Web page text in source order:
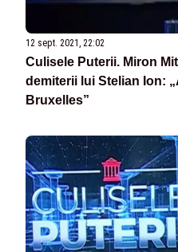
12 sept. 2021, 22:02
Culisele Puterii. Miron
demiterii lui Stelian Ion:
Bruxelles”